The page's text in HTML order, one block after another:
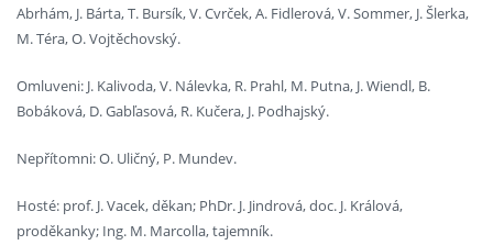
Abrhám, J. Bárta, T. Bursík, V. Cvrček, A. Fidlerová, V. Sommer, J. Šlerka,
M. Téra, O. Vojtěchovský.
Omluveni: J. Kalivoda, V. Nálevka, R. Prahl, M. Putna, J. Wiendl, B.
Bobáková, D. Gabľasová, R. Kučera, J. Podhajský.
Nepřítomni: O. Uličný, P. Mundev.
Hosté: prof. J. Vacek, děkan; PhDr. J. Jindrová, doc. J. Králová,
proděkanky; Ing. M. Marcolla, tajemník.